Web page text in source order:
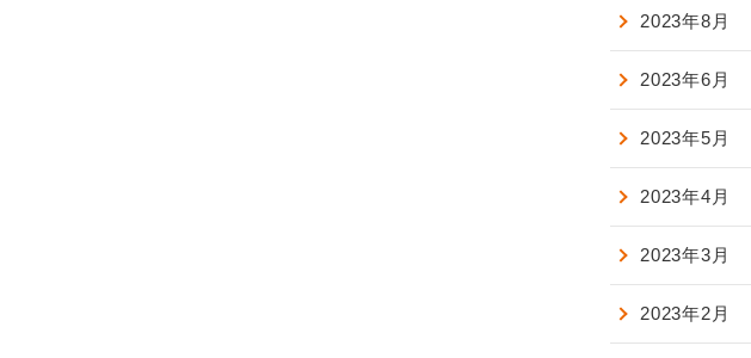
2023年8月
2023年6月
2023年5月
2023年4月
2023年3月
2023年2月